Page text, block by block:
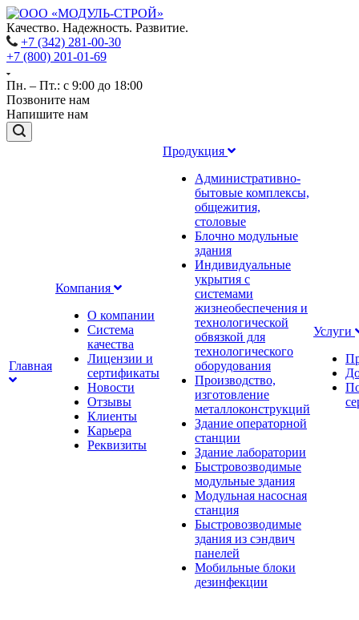
Качество. Надежность. Развитие.
+7 (342) 281-00-30
+7 (800) 201-01-69
Пн. – Пт.: с 9:00 до 18:00
Позвоните нам
Напишите нам
Главная
Компания
О компании
Система
качества
Лицензии и
сертификаты
Новости
Отзывы
Клиенты
Карьера
Реквизиты
Продукция
Административно-
бытовые комплексы,
общежития,
столовые
Блочно модульные
здания
Индивидуальные
укрытия с
системами
жизнеобеспечения и
технологической
обвязкой для
технологического
оборудования
Производство,
изготовление
металлоконструкций
Здание операторной
станции
Здание лаборатории
Быстровозводимые
модульные здания
Модульная насосная
станция
Быстровозводимые
здания из сэндвич
панелей
Мобильные блоки
дезинфекции
Услуги